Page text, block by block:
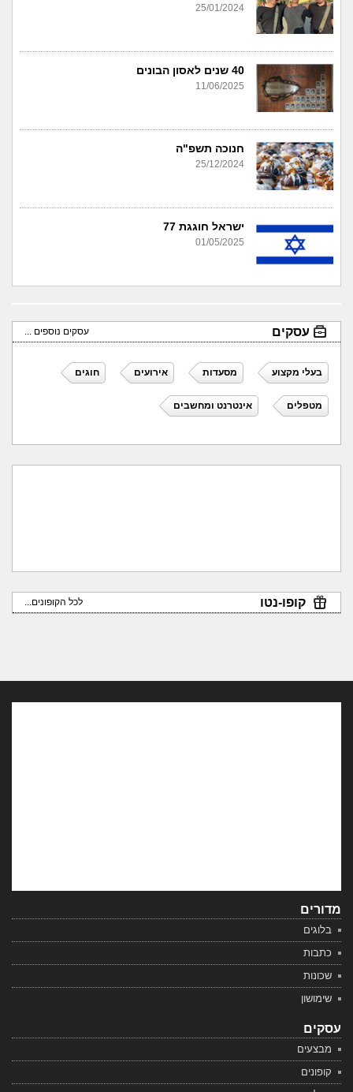
25/01/2024
40 שנים לאסון הבונים
11/06/2025
חנוכה תשפ"ה
25/12/2024
ישראל חוגגת 77
01/05/2025
עסקים עסקים נוספים ...
בעלי מקצוע מסעדות אירועים חוגים
מטפלים אינטרנט ומחשבים
קופו-נטו לכל הקופונים...
מדורים
בלוגים
כתבות
שכונות
שימושון
עסקים
מבצעים
קופונים